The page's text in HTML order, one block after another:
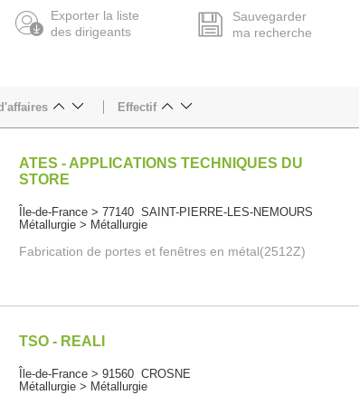
Exporter la liste
des dirigeants
Sauvegarder
ma recherche
Effectif
ATES - APPLICATIONS TECHNIQUES DU
STORE
Île-de-France > 77140 SAINT-PIERRE-LES-NEMOURS
Métallurgie > Métallurgie
Fabrication de portes et fenêtres en métal(2512Z)
TSO - REALI
Île-de-France > 91560 CROSNE
Métallurgie > Métallurgie